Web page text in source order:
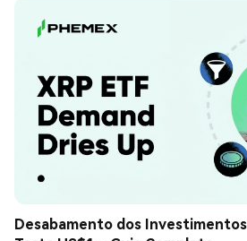
Desabamento dos Investimentos